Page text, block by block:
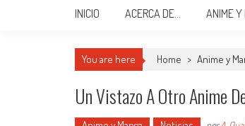
INICIO ACERCA DE… ANIME
You are here Home > Anime y
Un Vistazo A Otro Anime